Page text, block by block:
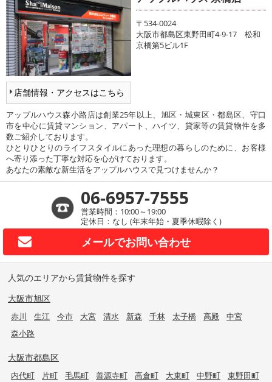
店舗情報・アクセスはこちら
〒534-0024
大阪市都島区東野田町4-9-17 松和
京橋第5ビル1F
アップルハウス森小路店は創業25年以上、旭区・城東区・都島区、守口
市を中心に賃貸マンション、アパート、ハイツ、貸家等の賃貸物件を多
数ご紹介しております。
ひとりひとりのライフスタイルにあった理想の暮らしのために、お客様
へ寄り添った丁寧な対応を心がけております。
あなたの素敵な新生活をアップルハウスで見つけませんか？
06-6957-7555
営業時間：10:00～19:00
定休日：なし (年末年始・夏季休暇除く)
メールでお問い合わせ
人気のエリアから賃貸物件を探す
大阪市旭区
赤川 生江 今市 大宮 清水 新森 千林 太子橋 高殿
中宮
森小路
大阪市都島区
内代町 片町 毛馬町 善源寺町 高倉町 大東町 中野町
東野田町